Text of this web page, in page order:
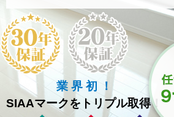
業 界 初 ！
SIAAマークをトリプル取得！